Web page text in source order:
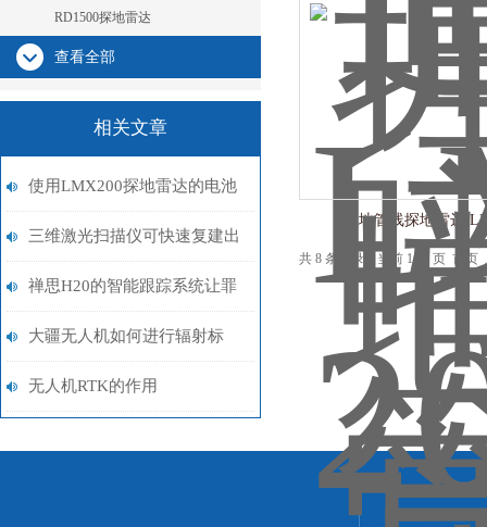
RD1500探地雷达
查看全部
相关文章
使用LMX200探地雷达的电池
注意事项
三维激光扫描仪可快速复建出
云模型
禅思H20的智能跟踪系统让罪
犯无处藏匿
大疆无人机如何进行辐射标
定？
无人机RTK的作用
埋地管线探地雷达
共 8 条记录，当前 1 / 1 页 首